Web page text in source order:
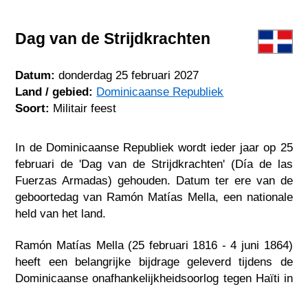
Dag van de Strijdkrachten
Datum: donderdag 25 februari 2027
Land / gebied: Dominicaanse Republiek
Soort: Militair feest
In de Dominicaanse Republiek wordt ieder jaar op 25
februari de 'Dag van de Strijdkrachten' (Día de las
Fuerzas Armadas) gehouden. Datum ter ere van de
geboortedag van Ramón Matías Mella, een nationale
held van het land.
Ramón Matías Mella (25 februari 1816 - 4 juni 1864)
heeft een belangrijke bijdrage geleverd tijdens de
Dominicaanse onafhankelijkheidsoorlog tegen Haïti in